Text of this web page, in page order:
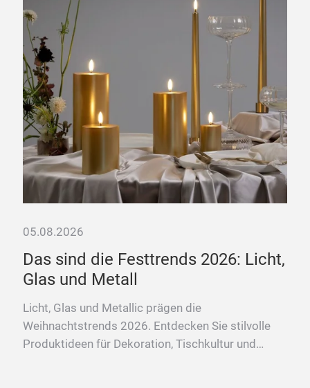
05.08.2026
Das sind die Festtrends 2026: Licht,
Glas und Metall
Licht, Glas und Metallic prägen die
Produktideen für Dekoration, Tischkultur und